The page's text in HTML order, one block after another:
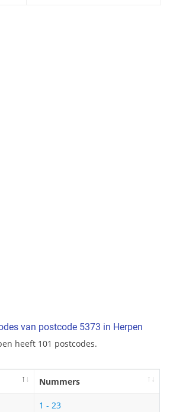
van postcode 5373 in Herpen
heeft 101 postcodes.
Nummers
1 - 23